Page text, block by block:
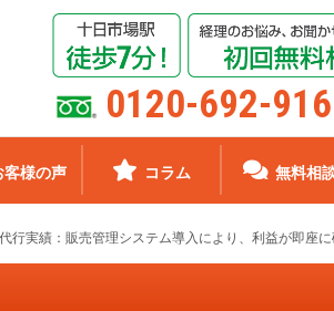
0120-692-916
客様の声 コラム 無料相
行実績：販売管理システム導入により、利益が即座に